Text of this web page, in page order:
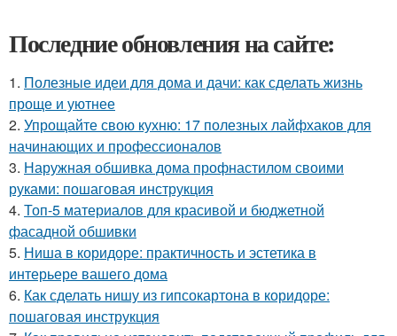
Последние обновления на сайте:
1. Полезные идеи для дома и дачи: как сделать жизнь
проще и уютнее
2. Упрощайте свою кухню: 17 полезных лайфхаков для
начинающих и профессионалов
3. Наружная обшивка дома профнастилом своими
руками: пошаговая инструкция
4. Топ-5 материалов для красивой и бюджетной
фасадной обшивки
5. Ниша в коридоре: практичность и эстетика в
интерьере вашего дома
6. Как сделать нишу из гипсокартона в коридоре:
пошаговая инструкция